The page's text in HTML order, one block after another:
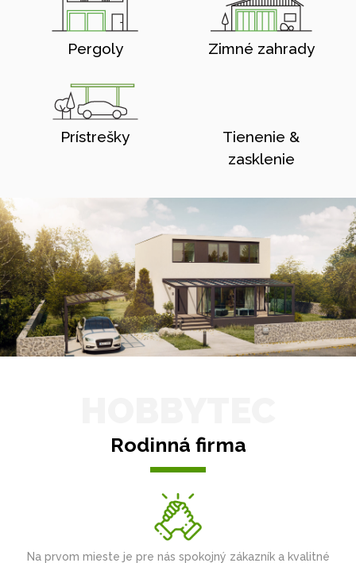
Pergoly Zimné zahrady
Prístrešky
Tienenie &
zasklenie
Rodinná firma
Na prvom mieste je pre nás spokojný zákazník a kvalitné